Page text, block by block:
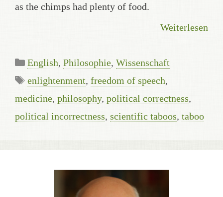
as the chimps had plenty of food.
Weiterlesen
Kategorien
English, Philosophie, Wissenschaft
Schlagwörter
enlightenment, freedom of speech,
medicine, philosophy, political correctness,
political incorrectness, scientific taboos, taboo